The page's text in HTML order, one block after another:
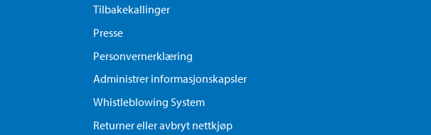
Tilbakekallinger
Presse
Personvernerklæring
Administrer informasjonskapsler
Whistleblowing System
Returner eller avbryt nettkjøp